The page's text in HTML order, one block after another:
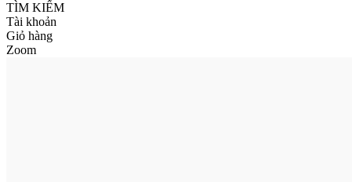
TÌM KIẾM
Tài khoản
Giỏ hàng
Zoom